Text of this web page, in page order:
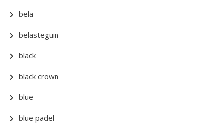
bela
belasteguin
black
black crown
blue
blue padel